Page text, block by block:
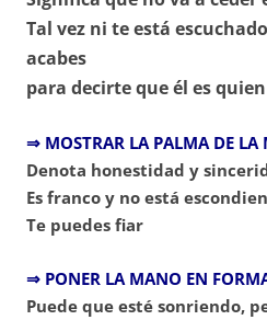
Tal vez ni te está
acabes
para decirte que él es
⇒ MOSTRAR LA PALMA DE LA
Denota honestidad y
Es franco y no está
Te puedes fiar
⇒ PONER LA MANO EN
Puede que esté sonriendo,